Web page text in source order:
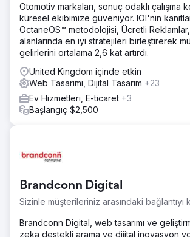
Otomotiv markaları, sonuç odaklı çalışma
küresel ekibimize güveniyor. IOI'nin
OctaneOS™ metodolojisi, Ücretli
alanlarında en iyi stratejileri birleştirerek
gelirlerini ortalama 2,6 kat artırdı.
United Kingdom içinde etkin
Web Tasarımı, Dijital Tasarım +23
Ev Hizmetleri, E-ticaret +3
Başlangıç $2,500
Brandconn Digital
Sizinle müşterileriniz arasındaki bağlantıyı
Brandconn Digital, web tasarımı ve
zeka destekli arama ve dijital inovasyon